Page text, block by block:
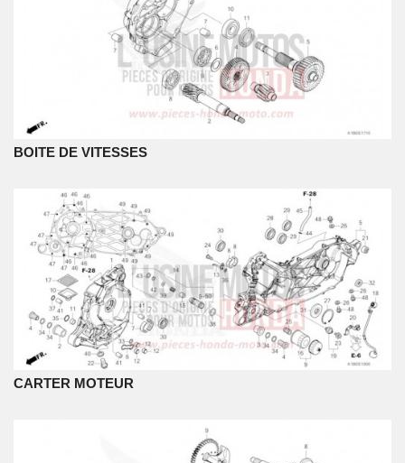
BOITE DE VITESSES
CARTER MOTEUR